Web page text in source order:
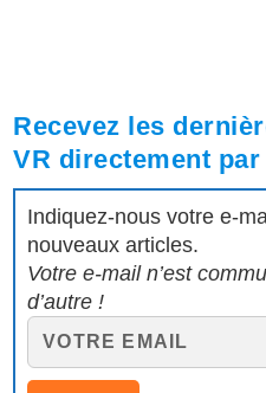
Recevez les
VR directement par
Indiquez-nous votre e-
nouveaux articles.
Votre e-mail n’est
d’autre !